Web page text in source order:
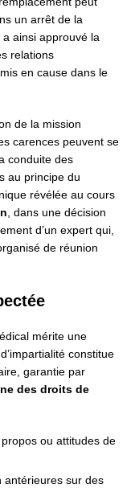
un arrêt de la
ainsi approuvé la
relations
en cause dans le
de la mission
carences peuvent se
conduite des
au principe du
révélée au cours
, dans une décision
d’un expert qui,
de réunion
mérite une
constitue
garantie par
des droits de
ou attitudes de
antérieures sur des